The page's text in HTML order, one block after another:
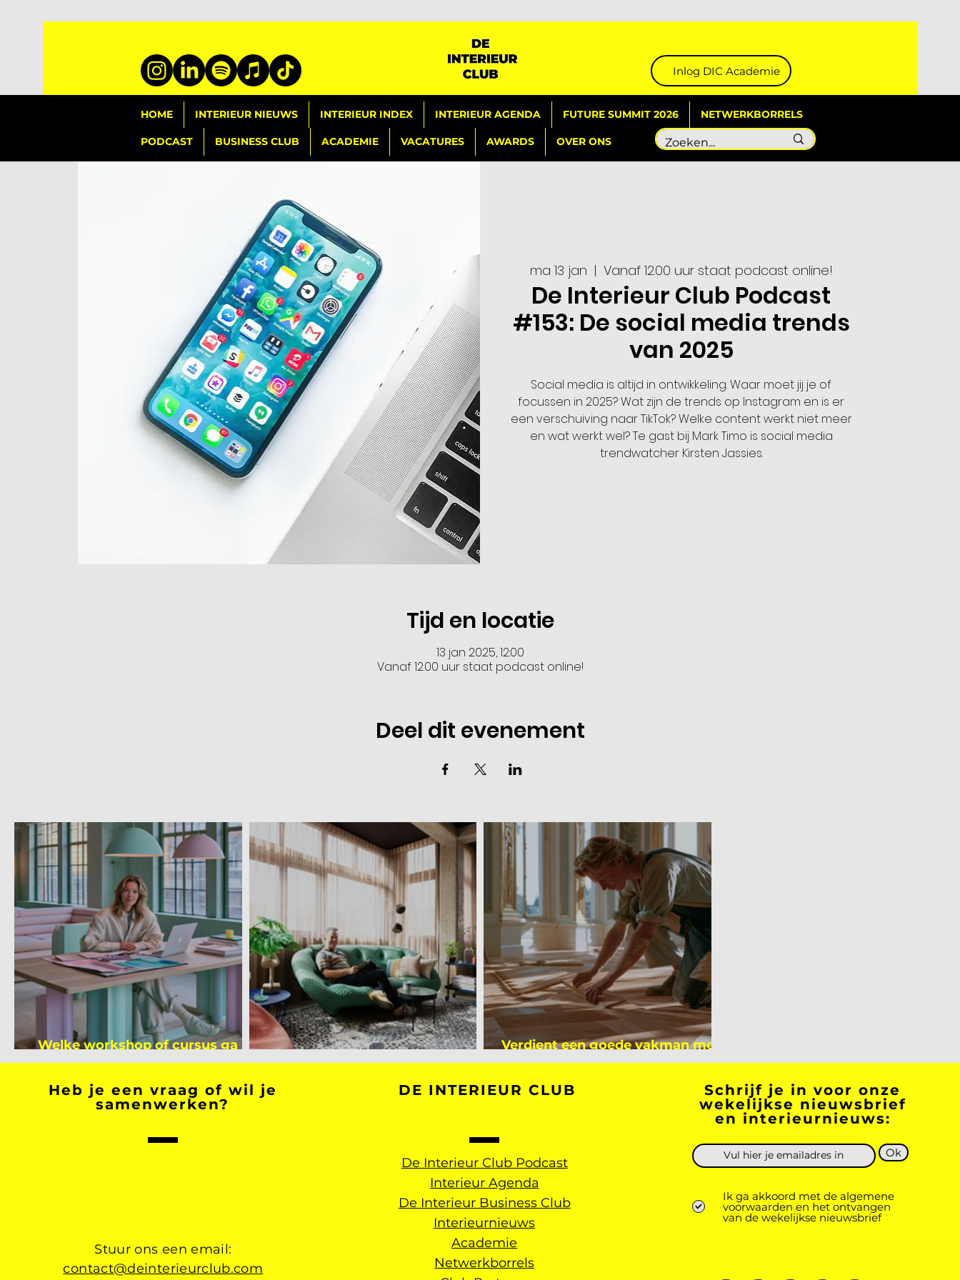
Inlog DIC Academie
HOME INTERIEUR NIEUWS INTERIEUR INDEX INTERIEUR AGENDA FUTURE SUMMIT 2026 NETWERKBORRELS
PODCAST BUSINESS CLUB ACADEMIE VACATURES AWARDS OVER ONS
ma 13 jan
  |
Vanaf 12.00 uur staat podcast online!
De Interieur Club Podcast
#153: De social media trends
van 2025
Social media is altijd in ontwikkeling. Waar moet jij je of
focussen in 2025? Wat zijn de trends op Instagram en is er
een verschuiving naar TikTok? Welke content werkt niet meer
en wat werkt wel? Te gast bij Mark Timo is social media
trendwatcher Kirsten Jassies.
Tijd en locatie
13 jan 2025, 12:00
Vanaf 12.00 uur staat podcast online!
Deel dit evenement
Welke workshop of cursus ga jij
volgen na je vakantie?
Binnenkijker bij Mark Mutsaers
Verdient een goede vakman meer
dan een gemiddelde academicus?
Heb je een vraag of wil je
samenwerken?
Stuur ons een email:
contact@deinterieurclub.com
DE INTERIEUR CLUB
De Interieur Club Podcast
Interieur Agenda
De Interieur Business Club
Interieurnieuws
Academie
Netwerkborrels
Schrijf je in voor onze
wekelijkse nieuwsbrief
en interieurnieuws:
Ok
Ik ga akkoord met de algemene
voorwaarden en het ontvangen
van de wekelijkse nieuwsbrief